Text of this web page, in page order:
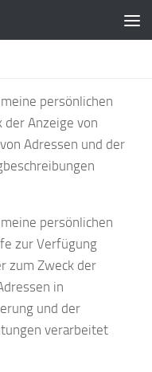
persönlichen
der Anzeige von
Adressen und der
persönlichen
zur Verfügung
zum Zweck der
in
und der
verarbeitet